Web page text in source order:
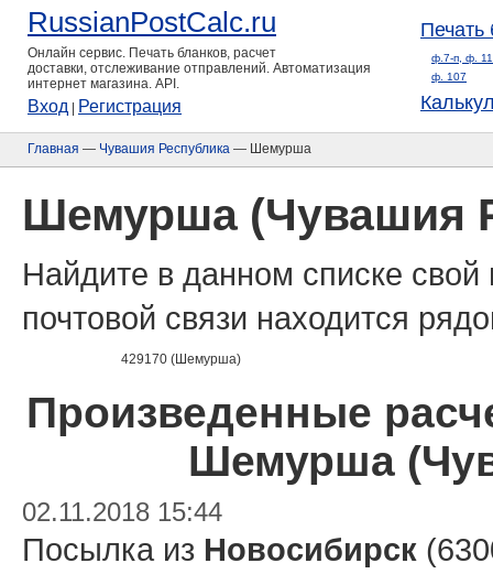
RussianPostCalc.ru
Онлайн сервис. Печать бланков, расчет
доставки, отслеживание отправлений. Автоматизация
интернет магазина. API.
Вход Регистрация
Печать
ф.7-п, ф.
ф. 107
Главная — Чувашия Республика — Шемурша
Шемурша (Чувашия
Найдите в данном списке
почтовой связи находится
429170 (Шемурша)
Произведенные
Шемурша
02.11.2018 15:44
Посылка из Новосибирск